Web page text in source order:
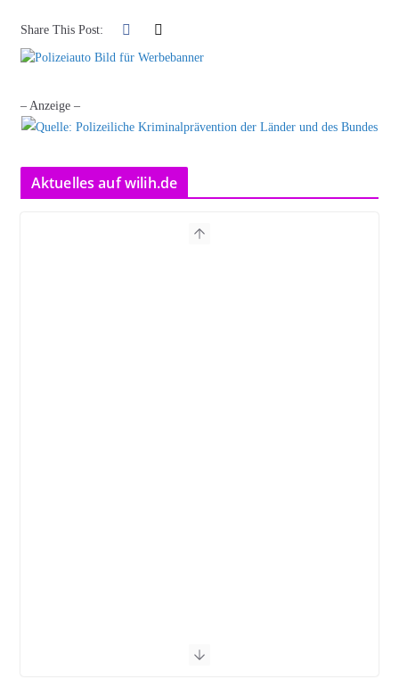
Share This Post:
– Anzeige –
Aktuelles auf wilih.de